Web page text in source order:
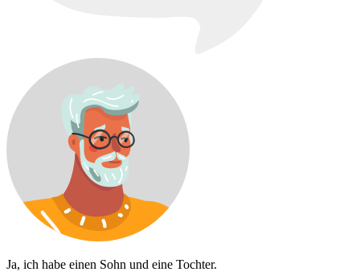
Ja, ich habe einen Sohn und eine Tochter.